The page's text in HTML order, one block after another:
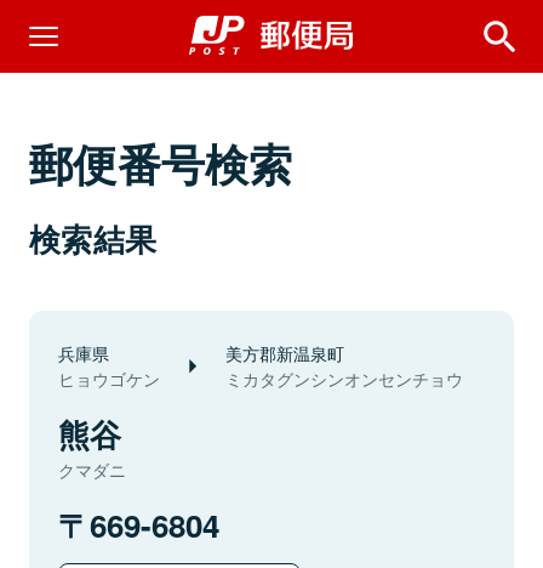
郵便番号検索
検索結果
兵庫県
ヒョウゴケン
美方郡新温泉町
ミカタグンシンオンセンチョウ
熊谷
クマダニ
669-6804